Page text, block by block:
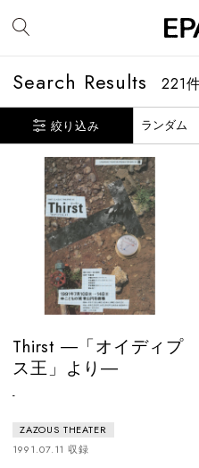
Search Results 221
絞り込み
Thirst ―「オイディプ
ス王」より―
-
ZAZOUS THEATER
1991.07.11 収録